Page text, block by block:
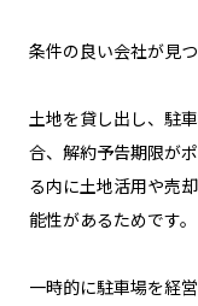
条件の良い会社が見
土地を貸し出し、駐
合、解約予告期限が
る内に土地活用や売
能性があるためです。
一時的に駐車場を経